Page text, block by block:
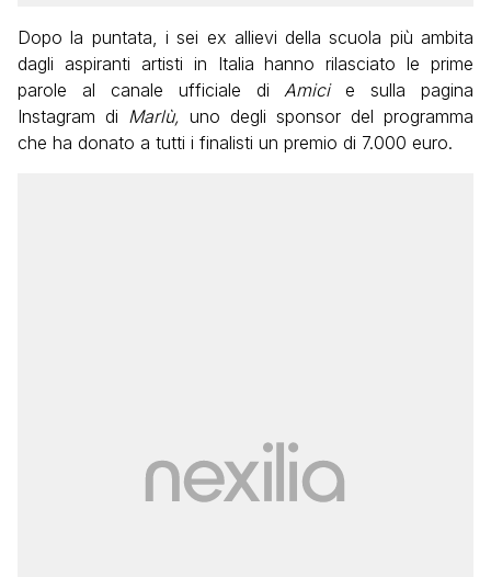
Dopo la puntata, i sei ex allievi della scuola più ambita
dagli aspiranti artisti in Italia hanno rilasciato le prime
parole al canale ufficiale diAmicie sulla pagina
Instagram di Marlù, uno degli sponsor del programma
che ha donato a tutti i finalisti un premio di 7.000 euro.